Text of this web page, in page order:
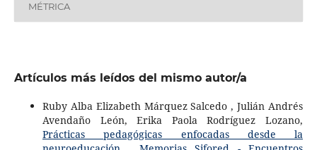
MÉTRICA
Artículos más leídos del mismo autor/a
Ruby Alba Elizabeth Márquez Salcedo , Julián Andrés
Avendaño León, Erika Paola Rodríguez Lozano,
Prácticas pedagógicas enfocadas desde la